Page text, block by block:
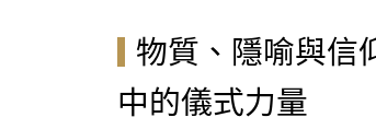
物質、隱喻與信
中的儀式力量